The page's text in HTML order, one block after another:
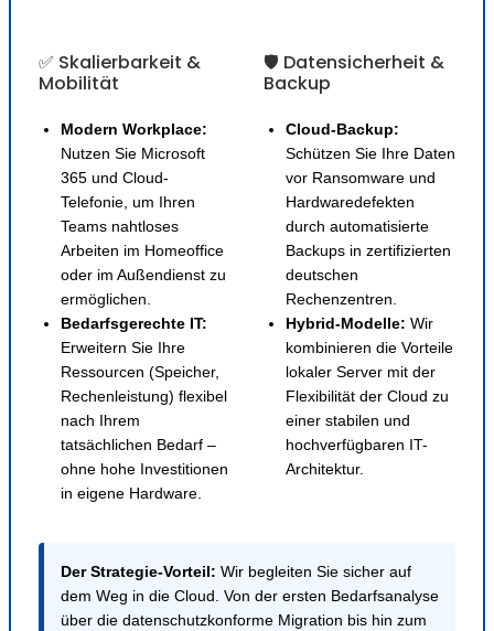
✅ Skalierbarkeit &
Mobilität
Modern Workplace:
Nutzen Sie Microsoft
365 und Cloud-
Telefonie, um Ihren
Teams nahtloses
Arbeiten im Homeoffice
oder im Außendienst zu
ermöglichen.
Bedarfsgerechte IT:
Erweitern Sie Ihre
Ressourcen (Speicher,
Rechenleistung) flexibel
nach Ihrem
tatsächlichen Bedarf –
ohne hohe Investitionen
in eigene Hardware.
🛡️ Datensicherheit &
Backup
Cloud-Backup:
Schützen Sie Ihre Daten
vor Ransomware und
Hardwaredefekten
durch automatisierte
Backups in zertifizierten
deutschen
Rechenzentren.
Hybrid-Modelle: Wir
kombinieren die Vorteile
lokaler Server mit der
Flexibilität der Cloud zu
einer stabilen und
hochverfügbaren IT-
Architektur.
Der Strategie-Vorteil: Wir begleiten Sie sicher auf
dem Weg in die Cloud. Von der ersten Bedarfsanalyse
über die datenschutzkonforme Migration bis hin zum